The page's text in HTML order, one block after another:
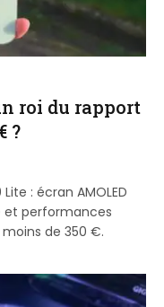
roi du rapport
?
: écran AMOLED
et performances
de 350 €.